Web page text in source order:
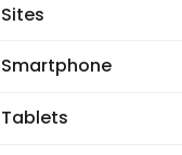
Sites
Smartphone
Tablets